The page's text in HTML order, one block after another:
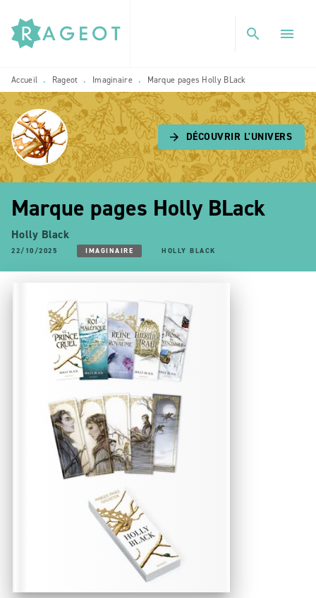
MENU RECHERCHE
PIED DE PAGE
search menu
Accueil • Rageot • Imaginaire • Marque pages Holly BLack
arrow_forward DÉCOUVRIR L'UNIVERS
Marque pages Holly BLack
Holly Black
22/10/2025 IMAGINAIRE HOLLY BLACK